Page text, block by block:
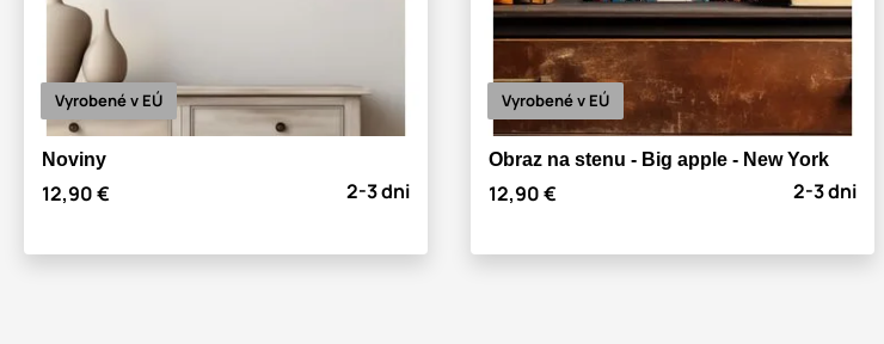
Vyrobené v EÚ
Noviny
12,90 € 2-3 dni
Vyrobené v EÚ
Obraz na stenu - Big apple - New York
12,90 € 2-3 dni